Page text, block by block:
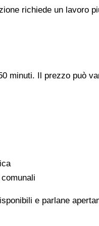
richiede un lavoro
minuti. Il prezzo può
e parlane